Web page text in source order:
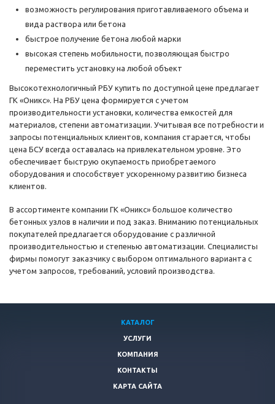
возможность регулирования приготавливаемого объема и
вида раствора или бетона
быстрое получение бетона любой марки
высокая степень мобильности, позволяющая быстро
переместить установку на любой объект
Высокотехнологичный РБУ купить по доступной цене предлагает
ГК «Оникс». На РБУ цена формируется с учетом
производительности установки, количества емкостей для
материалов, степени автоматизации. Учитывая все потребности и
запросы потенциальных клиентов, компания старается, чтобы
цена БСУ всегда оставалась на привлекательном уровне. Это
обеспечивает быструю окупаемость приобретаемого
оборудования и способствует ускоренному развитию бизнеса
клиентов.
В ассортименте компании ГК «Оникс» большое количество
бетонных узлов в наличии и под заказ. Вниманию потенциальных
покупателей предлагается оборудование с различной
производительностью и степенью автоматизации. Специалисты
фирмы помогут заказчику с выбором оптимального варианта с
учетом запросов, требований, условий производства.
КАТАЛОГ
УСЛУГИ
КОМПАНИЯ
КОНТАКТЫ
КАРТА САЙТА